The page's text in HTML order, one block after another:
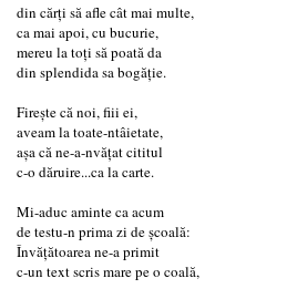
din cărți să afle cât mai multe,
ca mai apoi, cu bucurie,
mereu la toți să poată da
din splendida sa bogăție.
Firește că noi, fiii ei,
aveam la toate-ntâietate,
așa că ne-a-nvățat cititul
c-o dăruire...ca la carte.
Mi-aduc aminte ca acum
de testu-n prima zi de școală:
Învățătoarea ne-a primit
c-un text scris mare pe o coală,